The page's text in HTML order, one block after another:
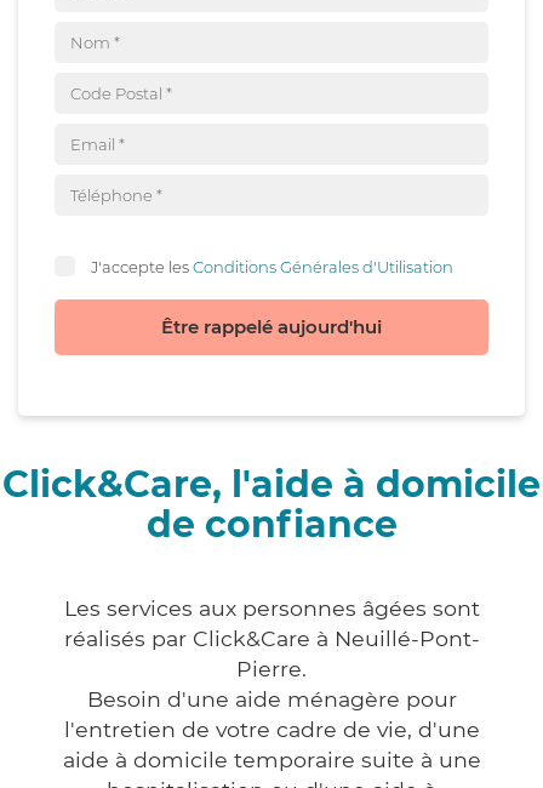
J'accepte lesConditions Générales d'Utilisation
Être rappelé aujourd'hui
Click&Care, l'aide à domicile
de confiance
Les services aux personnes âgées sont
réalisés par Click&Care à Neuillé-Pont-
Pierre.
Besoin d'une aide ménagère pour
l'entretien de votre cadre de vie, d'une
aide à domicile temporaire suite à une